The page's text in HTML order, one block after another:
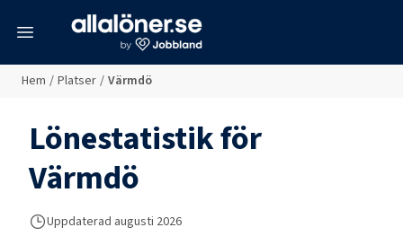
Hem / Platser / Värmdö
Lönestatistik för
Värmdö
Uppdaterad augusti 2026